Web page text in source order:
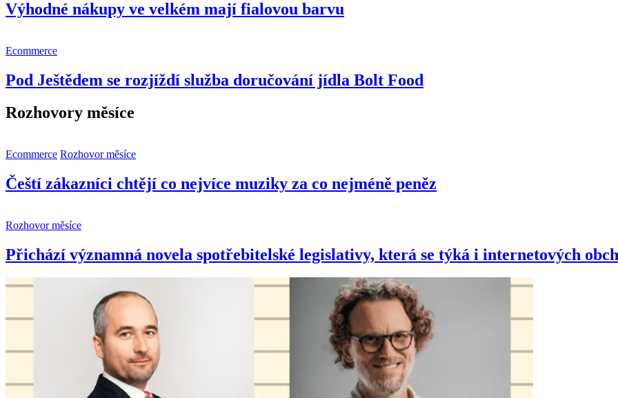
Výhodné nákupy ve velkém mají fialovou barvu
Ecommerce
Pod Ještědem se rozjíždí služba doručování jídla Bolt Food
Rozhovory měsíce
Ecommerce Rozhovor měsíce
Čeští zákazníci chtějí co nejvíce muziky za co nejméně peněz
Rozhovor měsíce
Přichází významná novela spotřebitelské legislativy, která se týká i internetových